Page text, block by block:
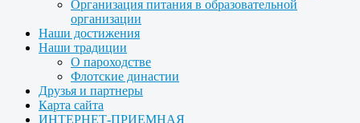
Организация питания в образовательной
организации
Наши достижения
Наши традиции
О пароходстве
Флотские династии
Друзья и партнеры
Карта сайта
ИНТЕРНЕТ-ПРИЕМНАЯ